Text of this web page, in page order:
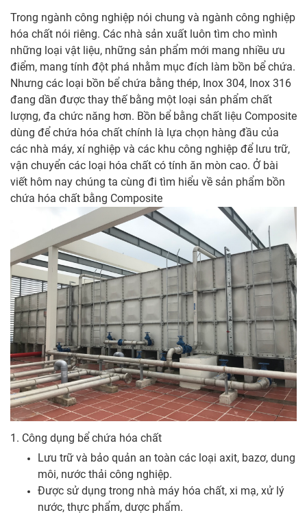
Trong ngành công nghiệp nói chung và ngành công nghiệp
hóa chất nói riêng. Các nhà sản xuất luôn tìm cho mình
những loại vật liệu, những sản phẩm mới mang nhiều ưu
điểm, mang tính đột phá nhằm mục đích làm bồn bể chứa.
Nhưng các loại bồn bể chứa bằng thép, Inox 304, Inox 316
đang dần được thay thế bằng một loại sản phẩm chất
lượng, đa chức năng hơn. Bồn bể bằng chất liệu Composite
dùng để chứa hóa chất chính là lựa chọn hàng đầu của
các nhà máy, xí nghiệp và các khu công nghiệp để lưu trữ,
vận chuyển các loại hóa chất có tính ăn mòn cao. Ở bài
viết hôm nay chúng ta cùng đi tìm hiểu về sản phẩm bồn
chứa hóa chất bằng Composite
1. Công dụng bể chứa hóa chất
Lưu trữ và bảo quản an toàn các loại axit, bazơ, dung
môi, nước thải công nghiệp.
Được sử dụng trong nhà máy hóa chất, xi mạ, xử lý
nước, thực phẩm, dược phẩm.